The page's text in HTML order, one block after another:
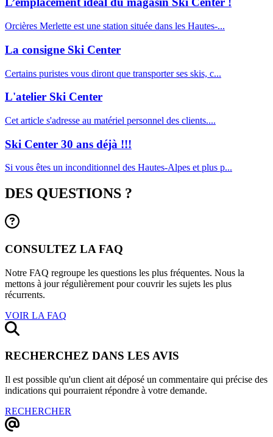
Orcières Merlette est une station située dans les Hautes-...
La consigne Ski Center
Certains puristes vous diront que transporter ses skis, c...
L'atelier Ski Center
Cet article s'adresse au matériel personnel des clients....
Ski Center 30 ans déjà !!!
Si vous êtes un inconditionnel des Hautes-Alpes et plus p...
DES QUESTIONS ?
CONSULTEZ LA FAQ
Notre FAQ regroupe les questions les plus fréquentes. Nous la
mettons à jour régulièrement pour couvrir les sujets les plus
récurrents.
VOIR LA FAQ
RECHERCHEZ DANS LES AVIS
Il est possible qu'un client ait déposé un commentaire qui précise des
indications qui pourraient répondre à votre demande.
RECHERCHER